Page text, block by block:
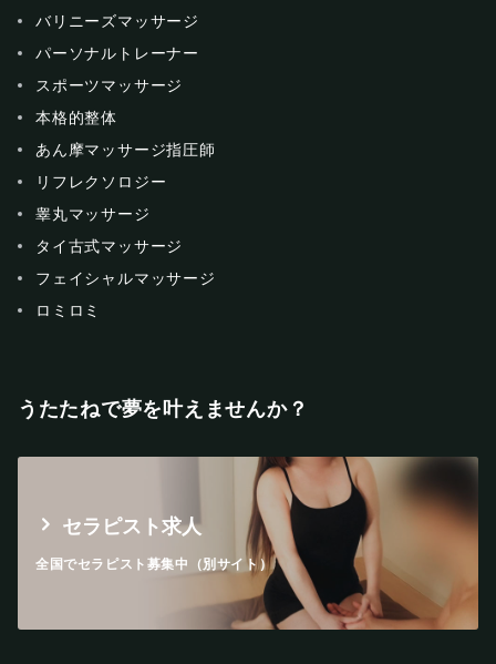
バリニーズマッサージ
パーソナルトレーナー
スポーツマッサージ
本格的整体
あん摩マッサージ指圧師
リフレクソロジー
睾丸マッサージ
タイ古式マッサージ
フェイシャルマッサージ
ロミロミ
うたたねで夢を叶えませんか？
セラピスト求人
全国でセラピスト募集中（別サイト）